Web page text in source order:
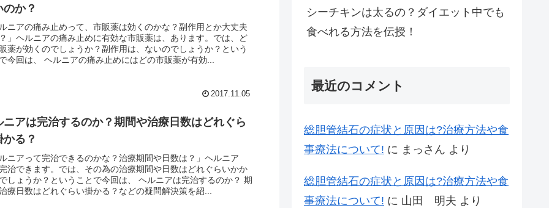
のか？
ルニアの痛み止めって、市販薬は効くのかな？副作用とか大丈夫
」ヘルニアの痛み止めに有効な市販薬は、あります。では、ど
薬が効くのでしょうか？副作用は、ないのでしょうか？という
今回は、 ヘルニアの痛み止めにはどの市販薬が有効...
2017.11.05
ニアは完治するのか？期間や治療日数はどれぐら
かる？
ルニアって完治できるのかな？治療期間や日数は？」ヘルニア
治できます。では、その為の治療期間や日数はどれぐらいかか
しょうか？ということで今回は、 ヘルニアは完治するのか？ 期
療日数はどれぐらい掛かる？などの疑問解決策を紹...
シーチキンは太るの？ダイエット中でも
食べれる方法を伝授！
最近のコメント
総胆管結石の症状と原因は?治療方法や食
事療法について! に まっさん より
総胆管結石の症状と原因は?治療方法や食
事療法について! に 山田 明夫 より